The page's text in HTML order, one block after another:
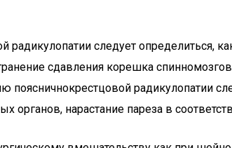
радикулопатии следует определиться,
сдавления корешка
поясничнокрестцовой радикулопатии
органов, нарастание пареза в